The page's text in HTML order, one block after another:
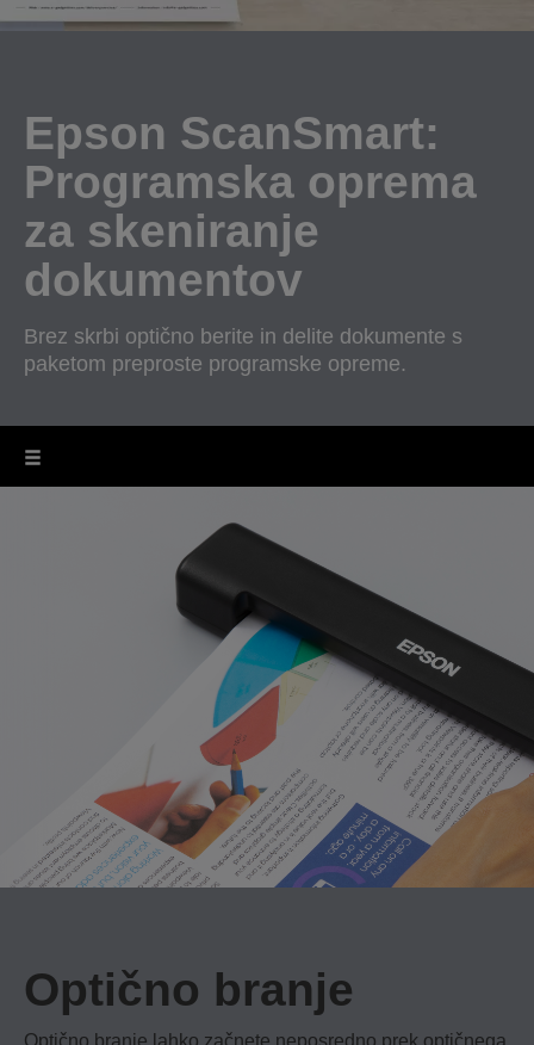
Epson ScanSmart:
Programska oprema
za skeniranje
dokumentov
Brez skrbi optično berite in delite dokumente s
paketom preproste programske opreme.
Optično branje
Optično branje lahko začnete neposredno prek optičnega